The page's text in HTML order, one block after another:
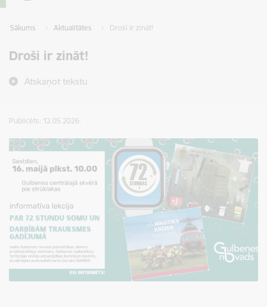
Sākums Aktualitātes Droši ir zināt!
Droši ir zināt!
Atskaņot tekstu
Publicēts: 12.05.2026.